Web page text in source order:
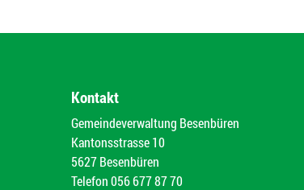
Kontakt
Gemeindeverwaltung Besenbüren
Kantonsstrasse 10
5627 Besenbüren
Telefon056 677 87 70